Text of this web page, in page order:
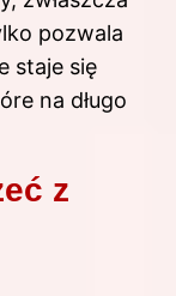
pozwala
staje się
na długo
z